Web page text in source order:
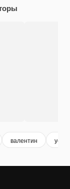
валентин